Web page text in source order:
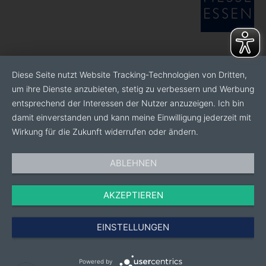
Pflanzenschutzes spezielle Nützlinge, die mit Hilfe
eines innovativen Nützlingsstreuers präzise und genau
dosiert in die Blumenbeete gelangen. Die restlichen
20% des Pflanzenschutzes erfolgen durch biologische
PSM.
Ein großes Thema ist auch die Verpackung der
Blumen. Ab 2022 verpacken wir nur noch in Papier und
mit Hilfe einer neuen, innovativen
wir auch nachhaltig arbeiten. Das Wasser wird nach
der Bewässerung wieder aufgefangen und mit einer
UV-Anlage gereinigt. (geschlossenes System)
Diese Seite nutzt Website Tracking-Technologien von Dritten,
um ihre Dienste anzubieten, stetig zu verbessern und Werbung
entsprechend der Interessen der Nutzer anzuzeigen. Ich bin
damit einverstanden und kann meine Einwilligung jederzeit mit
Wirkung für die Zukunft widerrufen oder ändern.
ABLEHNEN
AKZEPTIEREN
EINSTELLUNGEN
Powered by